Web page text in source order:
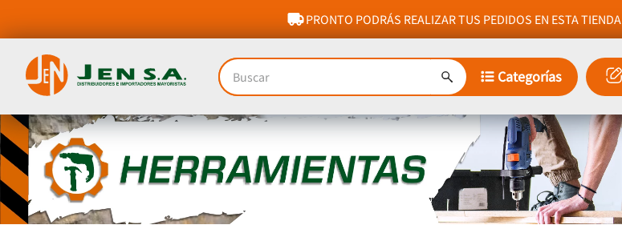
PRONTO PODRÁS REALIZAR TUS PEDIDOS EN ESTA TIENDA
Buscar
Categorías